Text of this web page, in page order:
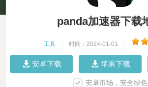
panda加速器下载
工具 时间：2024-01-01
安卓下载 苹果下载
安卓市场，安全绿色